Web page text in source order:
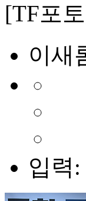
[TF포
이새
입력: